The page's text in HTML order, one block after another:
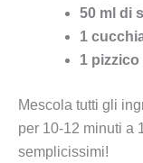
50 ml di
1
1
Mescola tutti gli
per 10-12 minuti a
semplicissimi!